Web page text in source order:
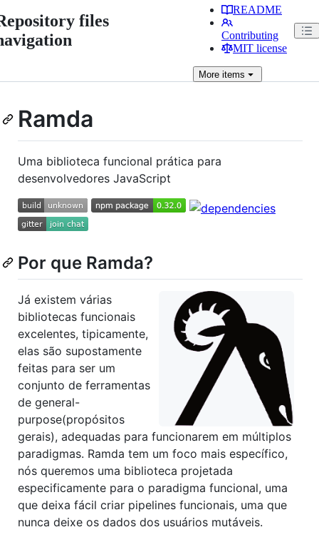
files
README
Contributing
MIT license
Moreitems
Ramda
Uma biblioteca funcional prática para
desenvolvedores JavaScript
Por que Ramda?
Já existem várias
bibliotecas funcionais
excelentes, tipicamente,
elas são supostamente
feitas para ser um
conjunto de ferramentas
de general-
purpose(propósitos
gerais), adequadas para funcionarem em múltiplos
paradigmas. Ramda tem um foco mais específico,
nós queremos uma biblioteca projetada
especificamente para o paradigma funcional, uma
que deixa fácil criar pipelines funcionais, uma que
nunca deixe os dados dos usuários mutáveis.